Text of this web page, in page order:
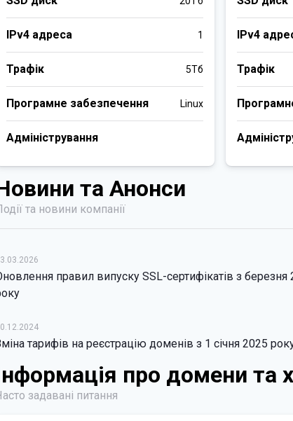
IPv4 адреса 1
Трафік 5Тб
Програмне забезпечення Linux
Адміністрування
IPv4
Трафік
та Анонси
та новини компанії
правил випуску SSL-сертифікатів з березня
тарифів на реєстрацію доменів з 1 січня 2025
про домени та
задавані питання